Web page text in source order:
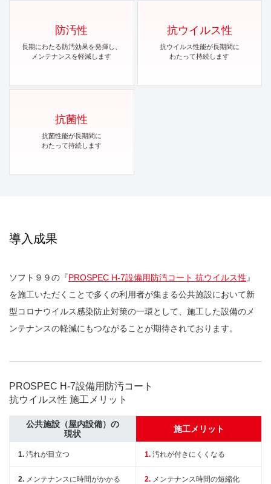
防汚性
長期にわたる防汚効果を発揮し、
メンテナンスを軽減します
抗ウイルス性
抗ウイルス性能が長期間に
わたって持続します
抗菌性
抗菌性能が長期間に
わたって持続します
導入成果
ソフト９９の『PROSPEC H-7設備用防汚コート 抗ウイルス性 』
を施工いただくことで多くの利用者が集まる公共施設において新
型コロナウイルス感染防止対策の一環として、施工した設備のメ
ンテナンスの軽減にもつながることが期待されております。
PROSPEC H-7設備用防汚コート
抗ウイルス性 施工メリット
公共施設（屋内設備）の
現状
施工メリット
汚れが目立つ 汚れが付きにくくなる
メンテナンスに時間がかかる メンテナンス時間の短縮化